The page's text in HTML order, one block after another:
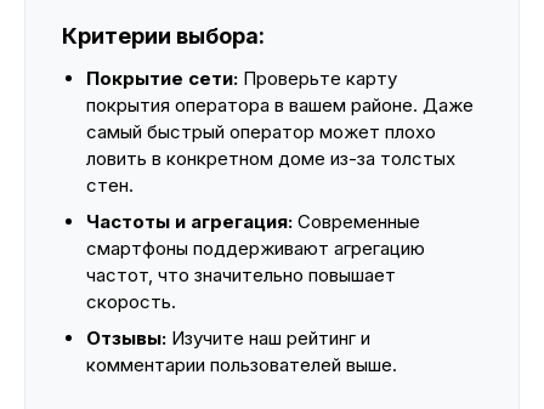
Критерии выбора:
Покрытие сети: Проверьте карту
покрытия оператора в вашем районе. Даже
самый быстрый оператор может плохо
ловить в конкретном доме из-за толстых
стен.
Частоты и агрегация: Современные
смартфоны поддерживают агрегацию
частот, что значительно повышает
скорость.
Отзывы: Изучите наш рейтинг и
комментарии пользователей выше.